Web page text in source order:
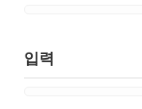
입력